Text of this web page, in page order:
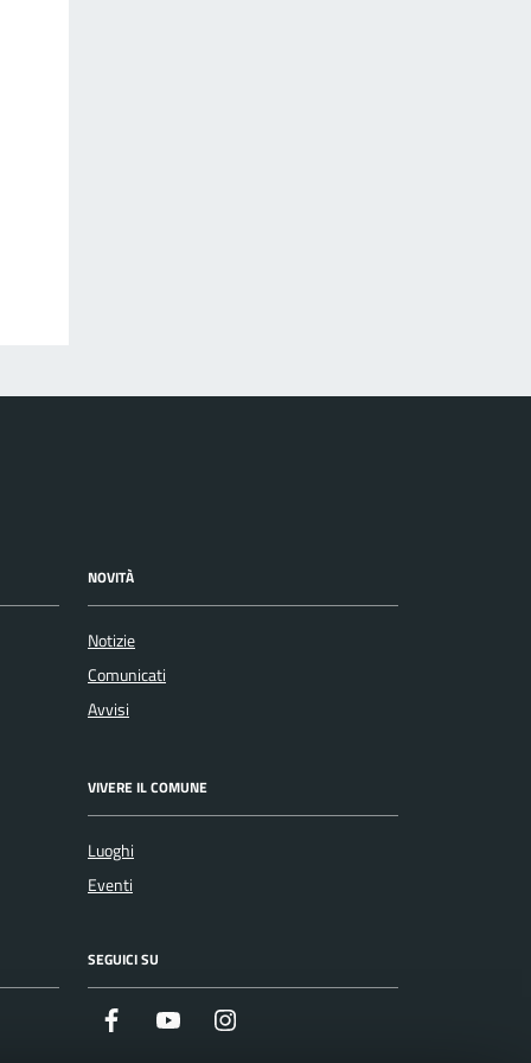
NOVITÀ
Notizie
Comunicati
Avvisi
VIVERE IL COMUNE
Luoghi
Eventi
SEGUICI SU
Facebook Youtube